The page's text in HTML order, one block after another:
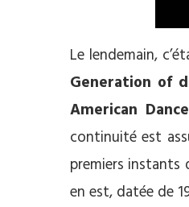
Le lendemain,
Generation of
American
continuité est
premiers instants
en est, datée de